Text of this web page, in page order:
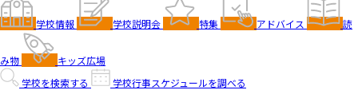
学校情報 学校説明会 特集 アドバイス 読
み物
キッズ広場
学校を検索する
学校行事スケジュールを調べる